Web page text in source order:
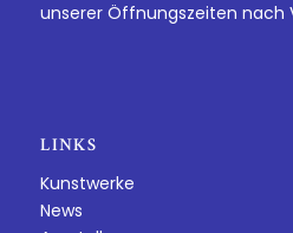
unserer Öffnungszeiten nach
LINKS
Kunstwerke
News